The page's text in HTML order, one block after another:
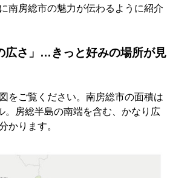
南房総市の魅力が伝わるように紹介
広さ」…きっと好みの場所が見
をご覧ください。南房総市の面積は
。房総半島の南端を含む、かなり広
かります。